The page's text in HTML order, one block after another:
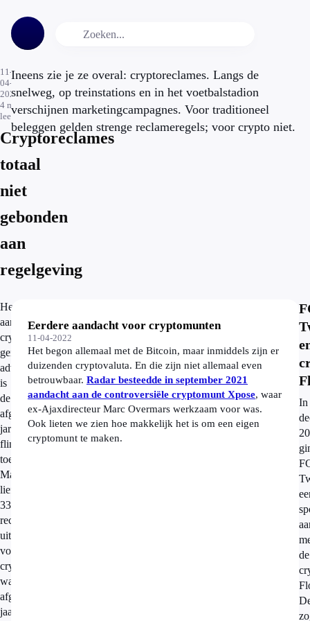
11-
04-
2022
4 min.
leestijd
Cryptoreclames
totaal
niet
gebonden
aan
regelgeving
Ineens zie je ze overal: cryptoreclames. Langs de
snelweg, op treinstations en in het voetbalstadion
verschijnen marketingcampagnes. Voor traditioneel
beleggen gelden strenge reclameregels; voor crypto niet.
Het
aantal
crypto-
gerelateerde
advertenties
is
de
afgelopen
jaren
flink
toegenomen.
Maar
liefst
33.000
reclame-
uitingen
voor
crypto
waren
afgelopen
jaar
Eerdere aandacht voor cryptomunten
11-04-2022
Het begon allemaal met de Bitcoin, maar inmiddels zijn er
duizenden cryptovaluta. En die zijn niet allemaal even
betrouwbaar. Radar besteedde in september 2021
aandacht aan de controversiële cryptomunt Xpose, waar
ex-Ajaxdirecteur Marc Overmars werkzaam voor was.
Ook lieten we zien hoe makkelijk het is om een eigen
cryptomunt te maken.
In
de